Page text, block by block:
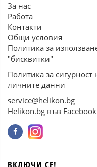
За нас
Работа
Контакти
Общи условия
Политика за
"бисквитки"
Политика за сигурност
личните данни
service@helikon.bg
Helikon.bg във Facebook